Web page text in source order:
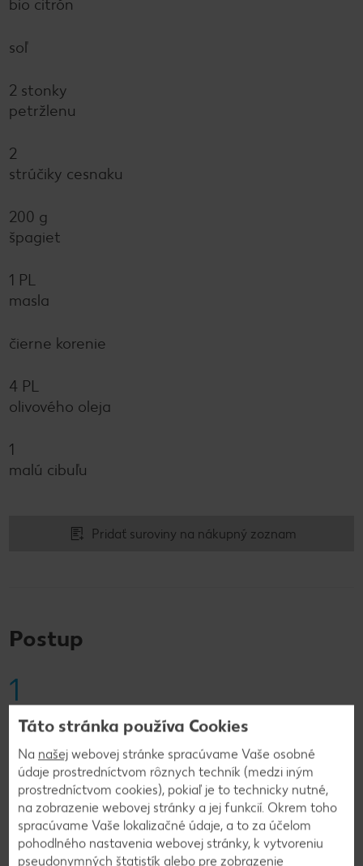
bio citrón
soľ
2 stonky
petržlenu
2
strúčiky cesnaku
200 g
špagiet
1 PL
masla
čierne korenie
4 PL
olivového oleja
1
malú cibuľu
Pridať suroviny na nákupný zoznam
Postup
1
Špagety uvaríme vo vriacej osolenej vode podľa
pokynov na obale.
2
Petržlenovú vňať umyjeme, osušíme, otrháme
listy zo stoniek a nasekáme nahrubo. Cesnak a
Táto stránka používa Cookies
Na našej webovej stránke spracúvame Vaše osobné
údaje prostredníctvom rôznych techník (medzi iným
prostredníctvom cookies), pokiaľ je to technicky nutné,
na zobrazenie webovej stránky a jej funkcií. Okrem toho
spracúvame Vaše lokalizačné údaje, a to za účelom
pohodlného nastavenia webovej stránky, k vytvoreniu
pseudonymných štatistík alebo pre zobrazenie